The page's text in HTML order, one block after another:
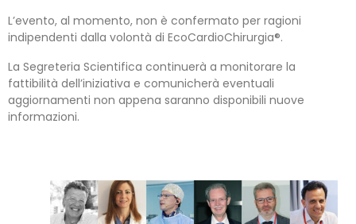
L’evento, al momento, non è confermato per ragioni
indipendenti dalla volontà di EcoCardioChirurgia®.
La Segreteria Scientifica continuerà a monitorare la
fattibilità dell’iniziativa e comunicherà eventuali
aggiornamenti non appena saranno disponibili nuove
informazioni.